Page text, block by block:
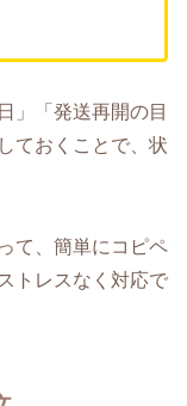
」「発送再開の目
ておくことで、状
て、簡単にコピペ
トレスなく対応で